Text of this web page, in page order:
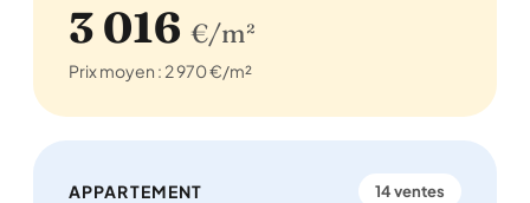
3 016 €/m²
Prix moyen : 2 970 €/m²
APPARTEMENT 14 ventes